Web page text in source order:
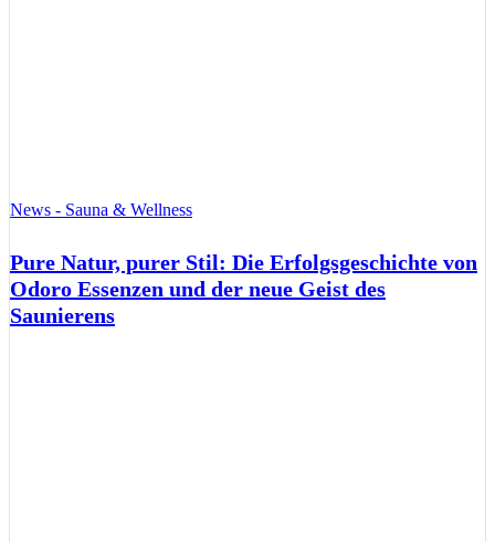
News - Sauna & Wellness
Pure Natur, purer Stil: Die Erfolgsgeschichte von
Odoro Essenzen und der neue Geist des
Saunierens